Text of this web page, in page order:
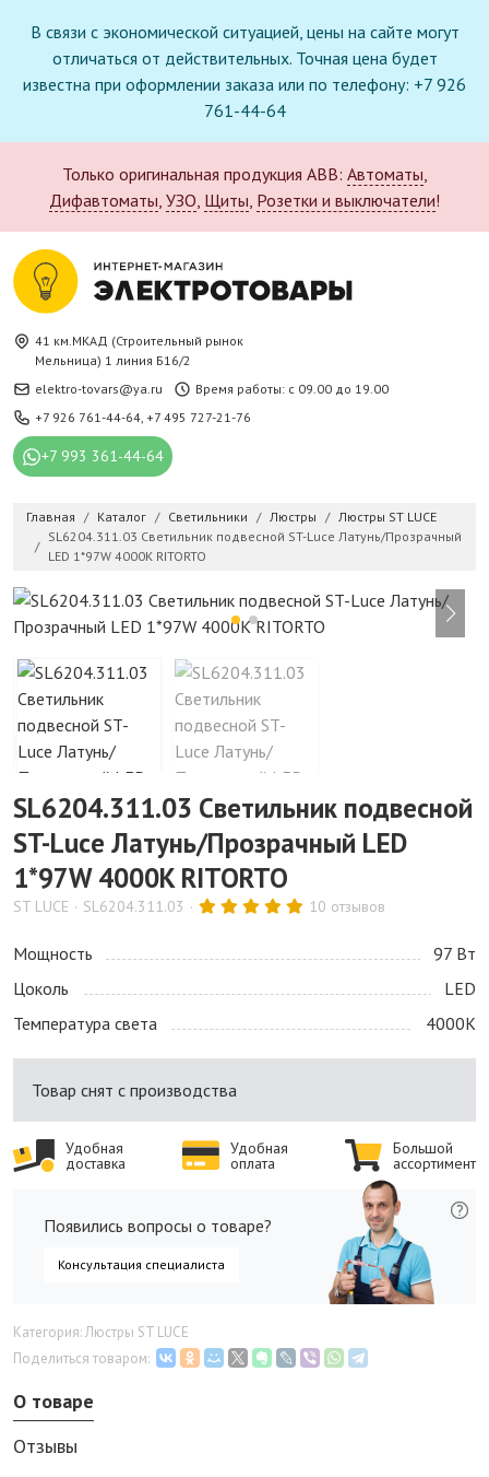
В связи с экономической ситуацией, цены на сайте могут
отличаться от действительных. Точная цена будет
известна при оформлении заказа или по телефону: +7 926
761-44-64
Только оригинальная продукция ABB: Автоматы,
Дифавтоматы, УЗО, Щиты, Розетки и выключатели!
41 км.МКАД (Строительный рынок
Мельница) 1 линия Б16/2
elektro-tovars@ya.ru
Время работы: с 09.00 до 19.00
+7 926 761-44-64, +7 495 727-21-76
+7 993 361-44-64
Главная Каталог Светильники Люстры
Люстры ST LUCE
SL6204.311.03 Светильник подвесной ST-Luce Латунь/Прозрачный
LED 1*97W 4000K RITORTO
SL6204.311.03 Светильник подвесной
ST-Luce Латунь/Прозрачный LED
1*97W 4000K RITORTO
ST LUCE SL6204.311.03 10 отзывов
Мощность
97 Bт
Цоколь
LED
Температура света
4000K
Товар снят с производства
Удобная
доставка
Удобная
оплата
Большой
ассортимент
Появились вопросы о товаре?
Консультация специалиста
Категория: Люстры ST LUCE
Поделиться товаром:
О товаре
Отзывы